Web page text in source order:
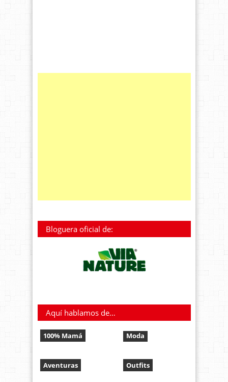
Bloguera oficial de:
Aquí hablamos de…
100% Mamá
Aventuras
Moda
Outfits